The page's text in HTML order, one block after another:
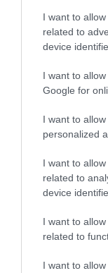
I want to
related to
device
I want to
Google for
I want to
personalized
I want to
related to
device
I want to
related to
I want to